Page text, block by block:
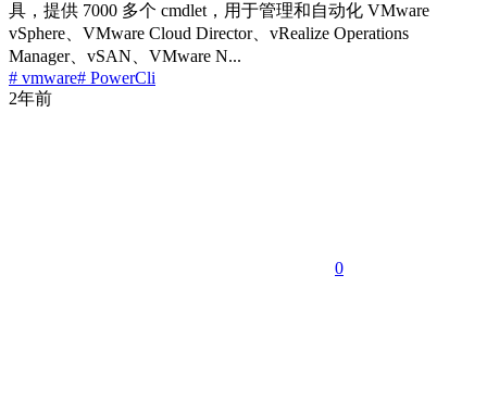
具，提供 7000 多个 cmdlet，用于管理和自动化 VMware
vSphere、VMware Cloud Director、vRealize Operations
Manager、vSAN、VMware N...
# vmware# PowerCli
2年前
0